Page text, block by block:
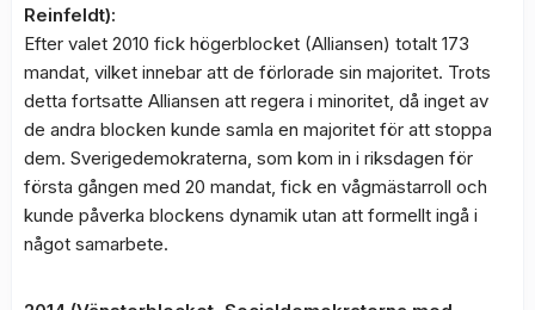
Reinfeldt):
Efter valet 2010 fick högerblocket (Alliansen) totalt 173
mandat, vilket innebar att de förlorade sin majoritet. Trots
detta fortsatte Alliansen att regera i minoritet, då inget av
de andra blocken kunde samla en majoritet för att stoppa
dem. Sverigedemokraterna, som kom in i riksdagen för
första gången med 20 mandat, fick en vågmästarroll och
kunde påverka blockens dynamik utan att formellt ingå i
något samarbete.